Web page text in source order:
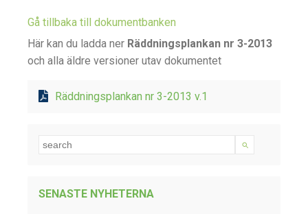
Gå tillbaka till dokumentbanken
Här kan du ladda ner Räddningsplankan nr 3-2013
och alla äldre versioner utav dokumentet
Räddningsplankan nr 3-2013 v.1
SENASTE NYHETERNA